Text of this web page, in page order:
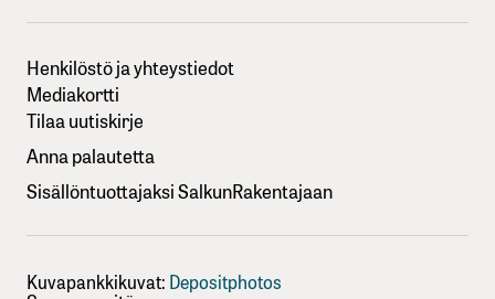
Henkilöstö ja yhteystiedot
Mediakortti
Tilaa uutiskirje
Anna palautetta
Sisällöntuottajaksi SalkunRakentajaan
Kuvapankkikuvat: Depositphotos